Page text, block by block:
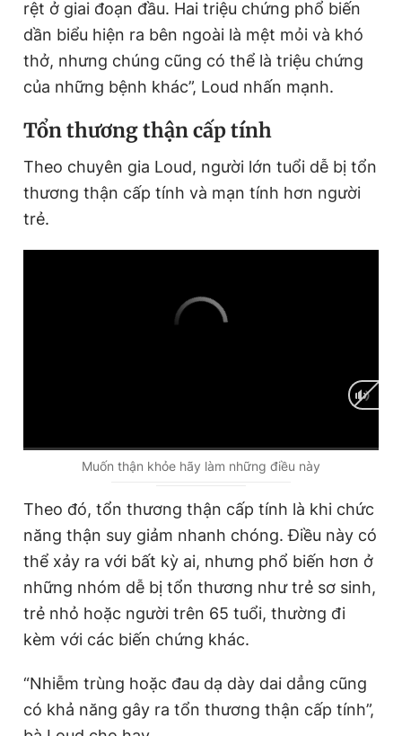
rệt ở giai đoạn đầu. Hai triệu chứng phổ biến
dần biểu hiện ra bên ngoài là mệt mỏi và khó
thở, nhưng chúng cũng có thể là triệu chứng
của những bệnh khác”, Loud nhấn mạnh.
Tổn thương thận cấp tính
Theo chuyên gia Loud, người lớn tuổi dễ bị tổn
thương thận cấp tính và mạn tính hơn người
trẻ.
r
r
e
m
D
r
a
0:00
Muốn thận khỏe hãy làm những điều này
Theo đó, tổn thương thận cấp tính là khi chức
năng thận suy giảm nhanh chóng. Điều này có
thể xảy ra với bất kỳ ai, nhưng phổ biến hơn ở
những nhóm dễ bị tổn thương như trẻ sơ sinh,
trẻ nhỏ hoặc người trên 65 tuổi, thường đi
kèm với các biến chứng khác.
“Nhiễm trùng hoặc đau dạ dày dai dẳng cũng
có khả năng gây ra tổn thương thận cấp tính”,